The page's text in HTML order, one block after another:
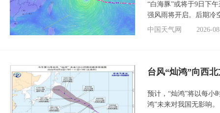
“白海豚”或将于9日下
强风雨将开启。后期冷
中国天气网
2026-
台风“灿鸿”向西
预计，“灿鸿”将以每小
鸿”未来对我国无影响。